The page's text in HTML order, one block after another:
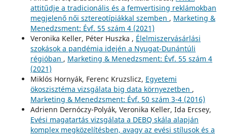
attitűdje a tradicionális és a femvertising reklámokban
megjelenő női sztereotípiákkal szemben , Marketing &
Menedzsment: Évf. 55 szám 4 (2021)
Veronika Keller, Péter Huszka , Élelmiszervásárlási
szokások a pandémia idején a Nyugat-Dunántúli
régióban , Marketing & Menedzsment: Évf. 55 szám 4
(2021)
Miklós Hornyák, Ferenc Kruzslicz, Egyetemi
ökoszisztéma vizsgálata big data környezetben ,
Marketing & Menedzsment: Évf. 50 szám 3-4 (2016)
Adrienn Dernóczy-Polyák, Veronika Keller, Ida Ercsey,
Evési magatartás vizsgálata a DEBQ skála alapján
komplex megközelítésben, avagy az evési stílusok és a